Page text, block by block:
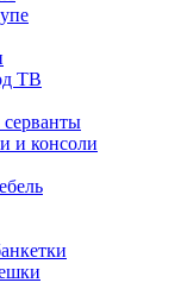
ТВ
и консоли